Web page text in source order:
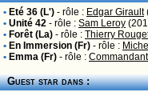
• Eté 36 (L') - rôle : Edgar Girault
• Unité 42 - rôle : Sam Leroy
• Forêt (La) - rôle : Thierry
• En Immersion (Fr) - rôle :
• Emma (Fr) - rôle :
Guest star dans :